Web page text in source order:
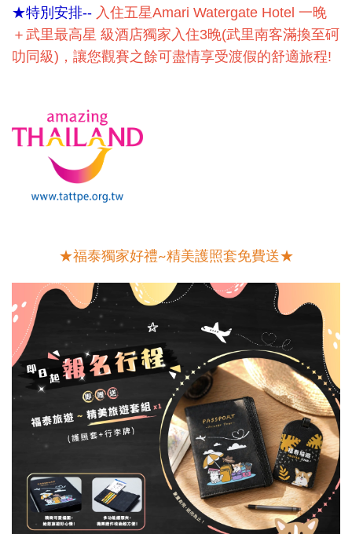
★特別安排-- 入住五星Amari Watergate Hotel 一晚
＋武里最高星 級酒店獨家入住3晚(武里南客滿換至砢
叻同級)，讓您觀賽之餘可盡情享受渡假的舒適旅程!
★福泰獨家好禮~精美護照套免費送★